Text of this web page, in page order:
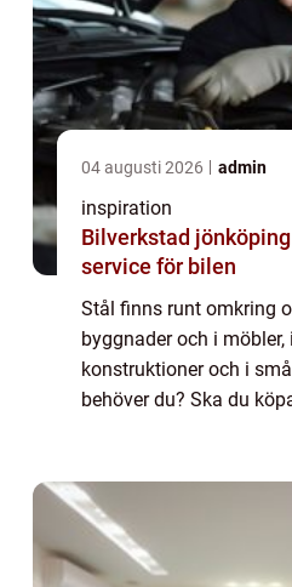
04 augusti 2026 admin
inspiration
Bilverkstad jönköping så väljer du rätt
service för bilen
Stål finns runt omkring
byggnader och i möbler,
konstruktioner och i
behöver du? Ska du